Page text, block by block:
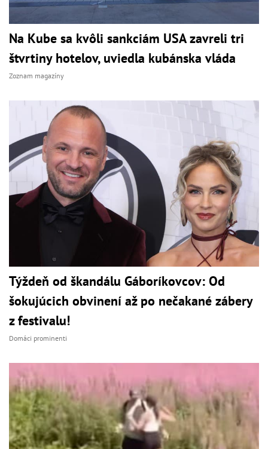
Na Kube sa kvôli sankciám USA zavreli tri
štvrtiny hotelov, uviedla kubánska vláda
Zoznam magazíny
Týždeň od škandálu Gáboríkovcov: Od
šokujúcich obvinení až po nečakané zábery
z festivalu!
Domáci prominenti